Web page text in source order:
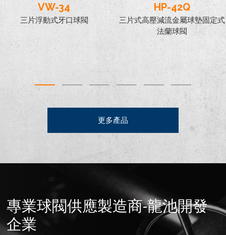
VW-34
三片浮動式牙口球閥
HP-42Q
三片式高壓減流金屬球墊固定式
法蘭球閥
更多產品
專業球閥供應製造商-龍池開發
企業